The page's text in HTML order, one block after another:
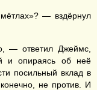
— вздёрнул
— ответил Джеймс,
и опираясь об неё
посильный вклад в
не против. И